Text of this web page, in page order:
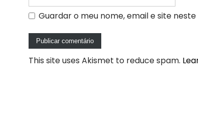
Guardar o meu nome, email e site
This site uses Akismet to reduce spam.